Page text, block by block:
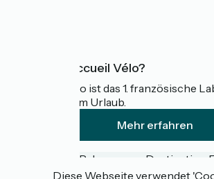
Was ist Accueil Vélo?
Accueil Vélo ist das 1. französische
Radfahrer im Urlaub.
Mehr erfahren
Gefördert im Rahmen von Destination
Diese Webseite verwendet